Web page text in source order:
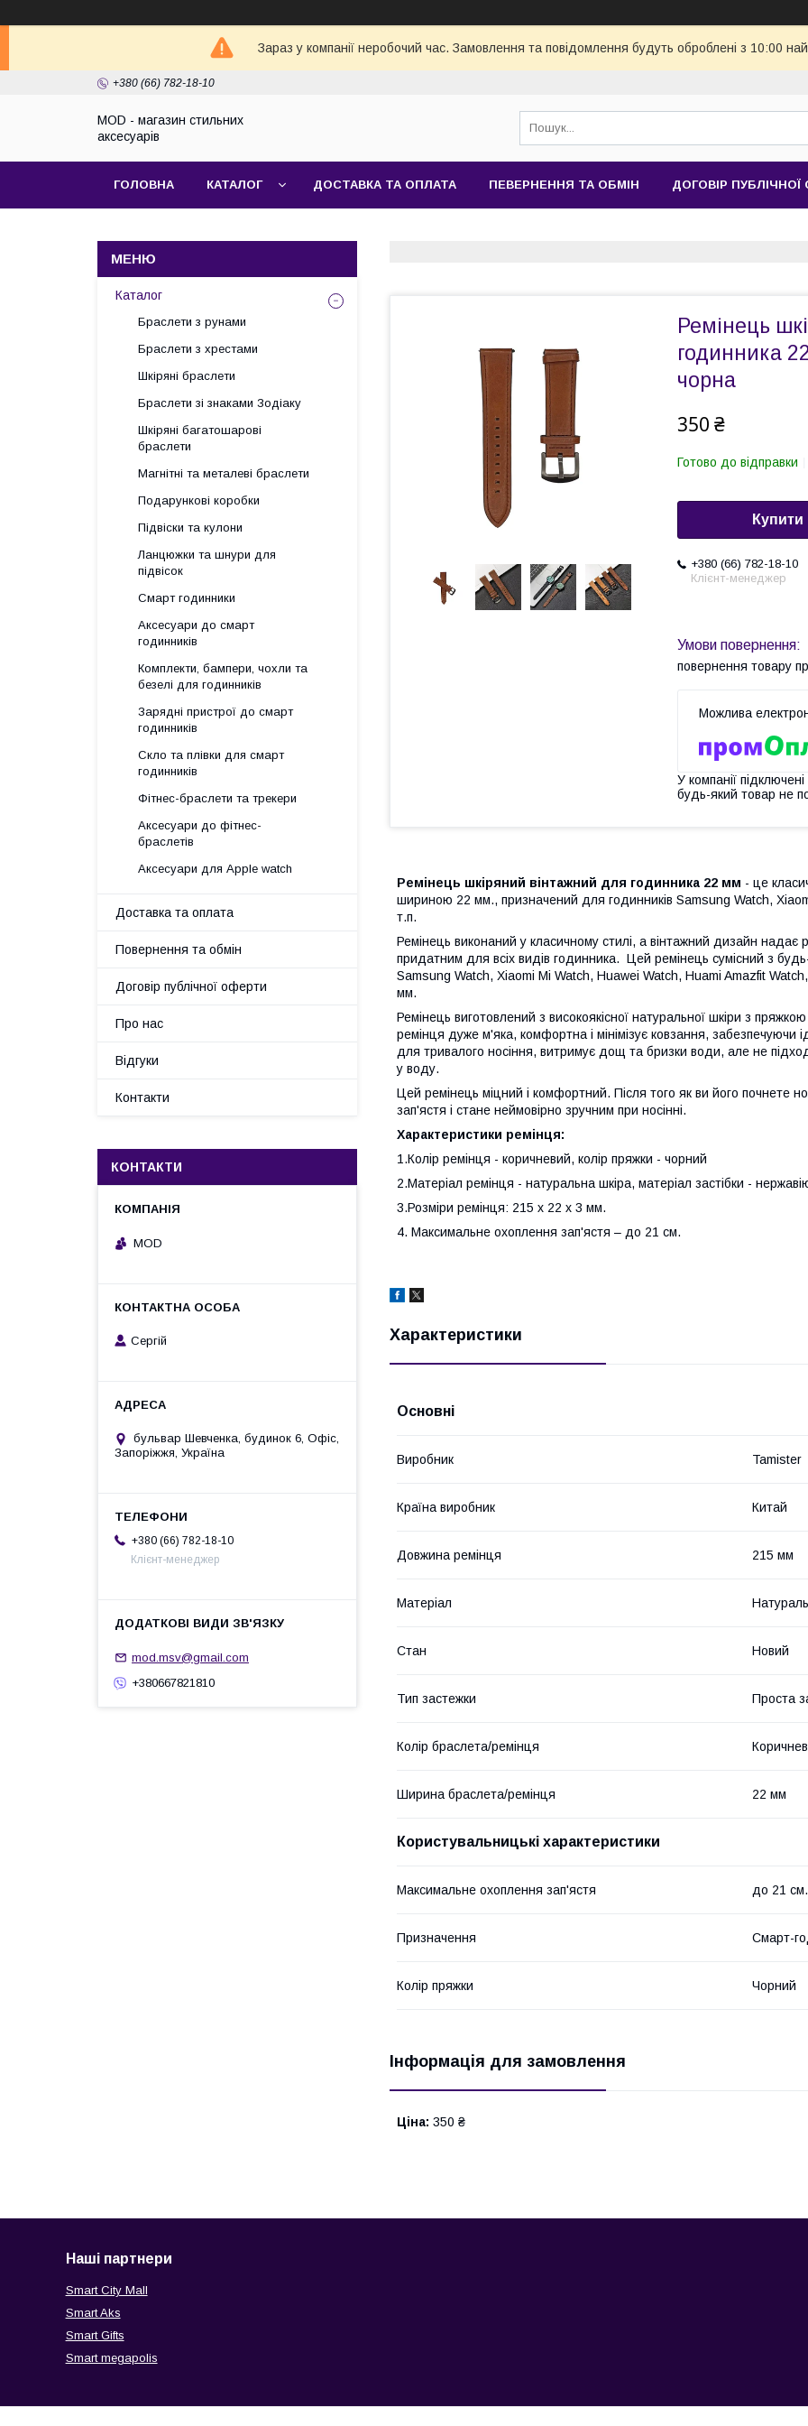
Зараз у компанії неробочий час. Замовлення та повідомлення будуть оброблені з 10:00
+380 (66) 782-18-10
MOD - магазин стильних
аксесуарів
ГОЛОВНА КАТАЛОГ ДОСТАВКА ТА ОПЛАТА ПЕВЕРНЕННЯ ТА ОБМІН ДОГОВІР
Ремінець
годинника
чорна
350 ₴
Готово до відправки
Купити
+380 (66) 782-18-10
Клієнт-менеджер
повернення товару
У компанії
будь-який товар не
Ремінець шкіряний вінтажний для годинника 22 мм - це
шириною 22 мм., призначений для годинників Samsung Watch,
т.п.
Ремінець виконаний у класичному стилі, а вінтажний дизайн надає
придатним для всіх видів годинника. Цей ремінець сумісний з
Samsung Watch, Xiaomi Mi Watch, Huawei Watch, Huami Amazfit
мм.
Ремінець виготовлений з високоякісної натуральної шкіри з
ремінця дуже м'яка, комфортна і мінімізує ковзання,
для тривалого носіння, витримує дощ та бризки води, але не
у воду.
Цей ремінець міцний і комфортний. Після того як ви його почнете
зап'ястя і стане неймовірно зручним при носінні.
Характеристики ремінця:
1.Колір ремінця - коричневий, колір пряжки - чорний
2.Матеріал ремінця - натуральна шкіра, матеріал застібки -
3.Розміри ремінця: 215 x 22 x 3 мм.
4. Максимальне охоплення зап'ястя – до 21 см.
Характеристики
Основні
Виробник Tamister
Країна виробник Китай
Довжина ремінця 215 мм
Матеріал
Стан Новий
Тип застежки Проста
Колір браслета/ремінця
Ширина браслета/ремінця 22 мм
Користувальницькі характеристики
Максимальне охоплення зап'ястя до 21 см.
Призначення Смарт-
Колір пряжки Чорний
Інформація для замовлення
Ціна: 350 ₴
Каталог
Браслети з рунами
Браслети з хрестами
Шкіряні браслети
Браслети зі знаками Зодіаку
Шкіряні багатошарові
браслети
Магнітні та металеві браслети
Подарункові коробки
Підвіски та кулони
Ланцюжки та шнури для
підвісок
Смарт годинники
Аксесуари до смарт
годинників
Комплекти, бампери, чохли та
безелі для годинників
Зарядні пристрої до смарт
годинників
Скло та плівки для смарт
годинників
Фітнес-браслети та трекери
Аксесуари до фітнес-
браслетів
Аксесуари для Apple watch
Доставка та оплата
Повернення та обмін
Договір публічної оферти
Про нас
Відгуки
Контакти
КОНТАКТИ
MOD
Сергій
бульвар Шевченка, будинок 6, Офіс,
Запоріжжя, Україна
+380 (66) 782-18-10
Клієнт-менеджер
mod.msv@gmail.com
+380667821810
Наші партнери
Smart City Mall
Smart Aks
Smart Gifts
Smart megapolis